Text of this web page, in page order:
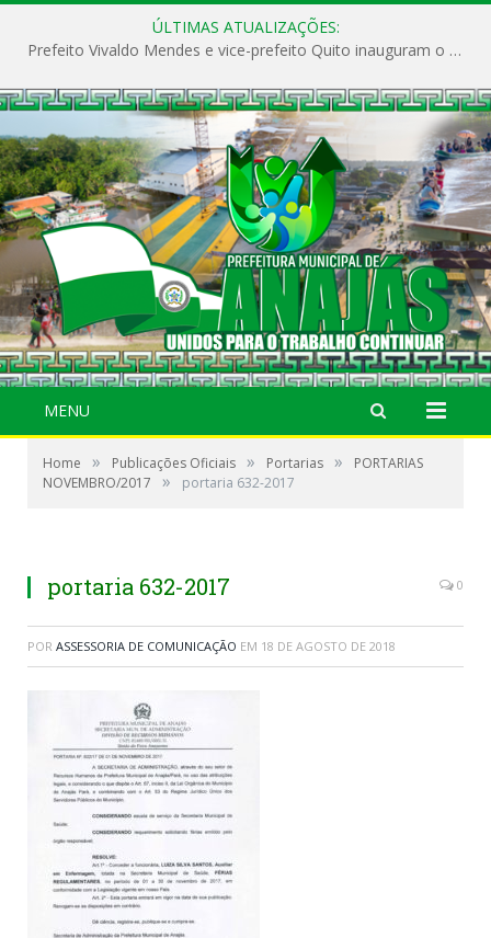
ÚLTIMAS ATUALIZAÇÕES:
Prefeito Vivaldo Mendes e vice-prefeito Quito inauguram o CAPS e fortalecem a saúde pública em Anajás.
MENU
Home » Publicações Oficiais » Portarias »
PORTARIAS
NOVEMBRO/2017
» portaria 632-2017
portaria 632-2017 0
POR ASSESSORIA DE COMUNICAÇÃO EM 18 DE AGOSTO DE 2018